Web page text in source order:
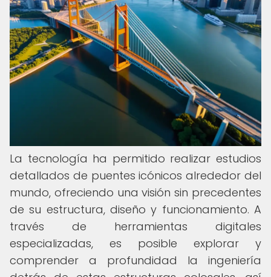
La tecnología ha permitido realizar estudios
detallados de puentes icónicos alrededor del
mundo, ofreciendo una visión sin precedentes
de su estructura, diseño y funcionamiento. A
través de herramientas digitales
especializadas, es posible explorar y
comprender a profundidad la ingeniería